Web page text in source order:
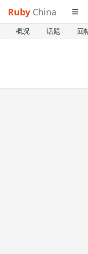
Ruby China
概况 话题 回